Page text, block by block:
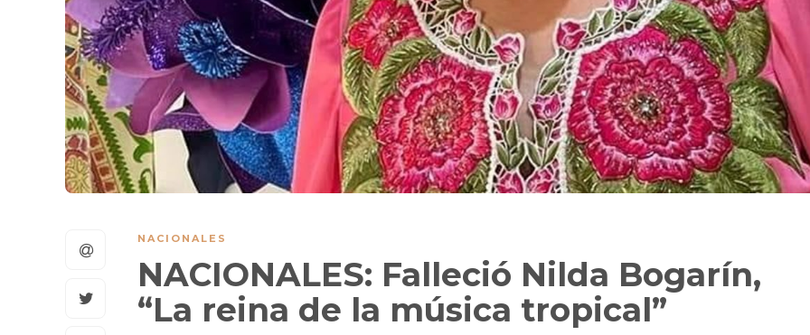
NACIONALES
NACIONALES: Falleció Nilda Bogarín,
“La reina de la música tropical”